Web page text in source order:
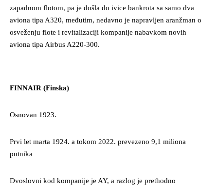
zapadnom flotom, pa je došla do ivice bankrota sa samo dva
aviona tipa A320, međutim, nedavno je napravljen aranžman o
osveženju flote i revitalizaciji kompanije nabavkom novih
aviona tipa Airbus A220-300.
FINNAIR (Finska)
Osnovan 1923.
Prvi let marta 1924. a tokom 2022. prevezeno 9,1 miliona
putnika
Dvoslovni kod kompanije je AY, a razlog je prethodno